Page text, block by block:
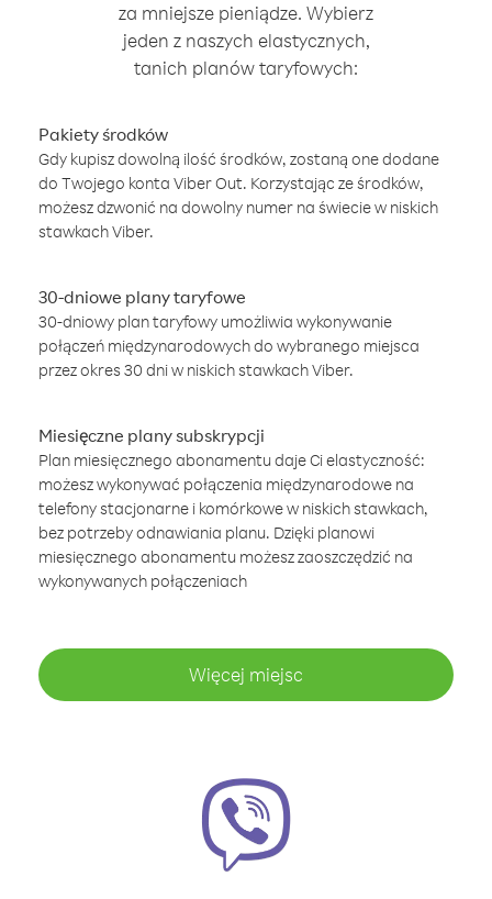
za mniejsze pieniądze. Wybierz
jeden z naszych elastycznych,
tanich planów taryfowych:
Pakiety środków
Gdy kupisz dowolną ilość środków, zostaną one dodane
do Twojego konta Viber Out. Korzystając ze środków,
możesz dzwonić na dowolny numer na świecie w niskich
stawkach Viber.
30-dniowe plany taryfowe
30-dniowy plan taryfowy umożliwia wykonywanie
połączeń międzynarodowych do wybranego miejsca
przez okres 30 dni w niskich stawkach Viber.
Miesięczne plany subskrypcji
Plan miesięcznego abonamentu daje Ci elastyczność:
możesz wykonywać połączenia międzynarodowe na
telefony stacjonarne i komórkowe w niskich stawkach,
bez potrzeby odnawiania planu. Dzięki planowi
miesięcznego abonamentu możesz zaoszczędzić na
wykonywanych połączeniach
Więcej miejsc